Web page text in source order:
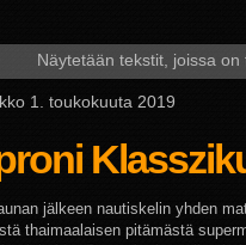
Näytetään tekstit, joissa
1. toukokuuta 2019
jälkeen nautiskelin yhden
thaimaalaisen pitämästä